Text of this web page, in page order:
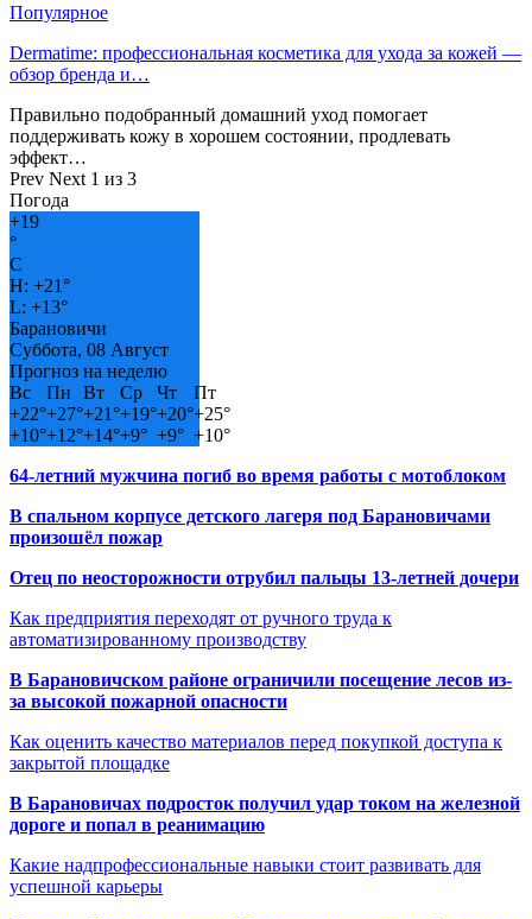
Популярное
Dermatime: профессиональная косметика для ухода за кожей —
обзор бренда и…
Правильно подобранный домашний уход помогает
поддерживать кожу в хорошем состоянии, продлевать
эффект…
Prev Next 1 из 3
Погода
+19
°
C
H: +21°
L: +13°
Барановичи
Суббота, 08 Август
Прогноз на неделю
Вс
Пн Вт Ср Чт
Пт
+22°+27°+21°+19°+20°+25°
+10°+12°+14°+9° +9° +10°
64-летний мужчина погиб во время работы с мотоблоком
В спальном корпусе детского лагеря под Барановичами
произошёл пожар
Отец по неосторожности отрубил пальцы 13-летней дочери
Как предприятия переходят от ручного труда к
автоматизированному производству
В Барановичском районе ограничили посещение лесов из-
за высокой пожарной опасности
Как оценить качество материалов перед покупкой доступа к
закрытой площадке
В Барановичах подросток получил удар током на железной
дороге и попал в реанимацию
Какие надпрофессиональные навыки стоит развивать для
успешной карьеры